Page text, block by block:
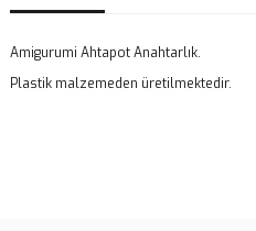
Amigurumi Ahtapot Anahtarlık.
Plastik malzemeden üretilmektedir.